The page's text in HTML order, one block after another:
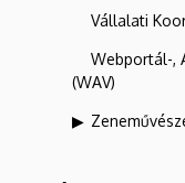
Vállalati
Webportál-,
(WAV)